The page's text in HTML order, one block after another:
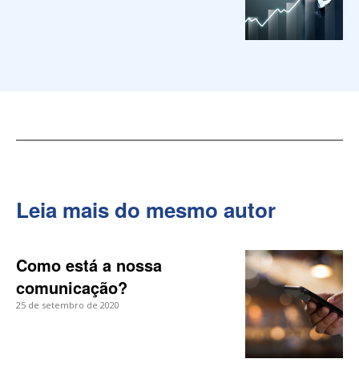
Leia mais do mesmo autor
Como está a nossa
comunicação?
25 de setembro de 2020